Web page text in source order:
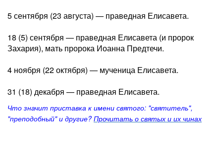
5 сентября (23 августа) — праведная Елисавета.
18 (5) сентября — праведная Елисавета (и пророк
Захария), мать пророка Иоанна Предтечи.
4 ноября (22 октября) — мученица Елисавета.
31 (18) декабря — праведная Елисавета.
Что значит приставка к имени святого: "святитель",
"преподобный" и другие? Прочитать о святых и их чинах